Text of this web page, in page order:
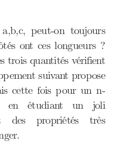
peut-on toujours
ont ces longueurs ?
trois quantités vérifient
suivant propose
cette fois pour un n-
en étudiant un joli
des propriétés très